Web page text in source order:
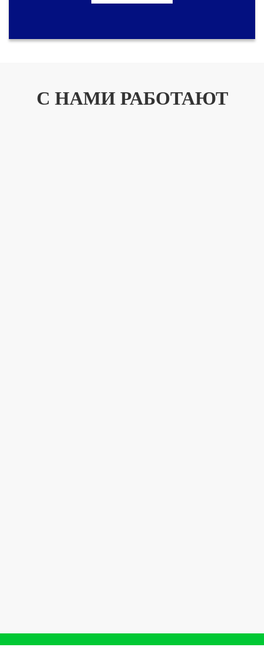
С НАМИ РАБОТАЮТ